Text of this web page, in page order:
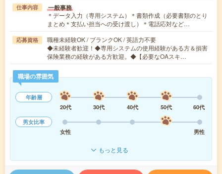
仕事内容 一般事務
＊データ入力（専用システム）＊書類作成（必要書類のとり
まとめ＊支払い担当への受け渡し）＊電話応対など…
応募資格
職種未経験OK / ブランクOK / 英語力不要
◆未経験者歓迎！◆専用システムの使用経験がある方＆損害
保険業務の経験がある方歓迎。◆【必要なOAスキ…
職場の雰囲気
年齢層
20代
30代 40代 50代
60代
男女比率
女性
男性
もっと見る